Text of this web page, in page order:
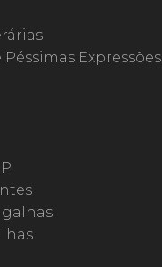
Expressões